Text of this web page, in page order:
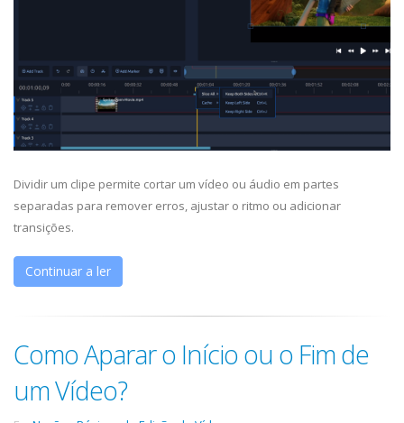
Dividir um clipe permite cortar um vídeo ou áudio em partes
separadas para remover erros, ajustar o ritmo ou adicionar
transições.
Continuar a ler
Como Aparar o Início ou o Fim de
um Vídeo?